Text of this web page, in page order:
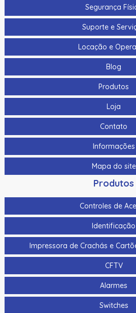
Segurança
Suporte e
Locação e
Blog
Produtos
Loja
Contato
Informações
Mapa do site
Produtos
Controles de
Identificação
Impressora de Crachás e
CFTV
Alarmes
Switches